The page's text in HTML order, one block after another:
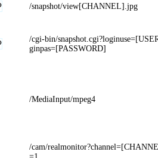
/snapshot/view[CHANNEL].jpg
/cgi-bin/
ginpas=[PASSWORD]
/MediaInput/mpeg4
/cam/